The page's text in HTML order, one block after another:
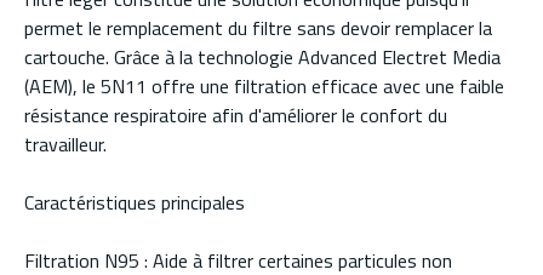
permet le remplacement du filtre sans devoir remplacer la
cartouche. Grâce à la technologie Advanced Electret Media
(AEM), le 5N11 offre une filtration efficace avec une faible
résistance respiratoire afin d'améliorer le confort du
travailleur.
Caractéristiques principales
Filtration N95 : Aide à filtrer certaines particules non